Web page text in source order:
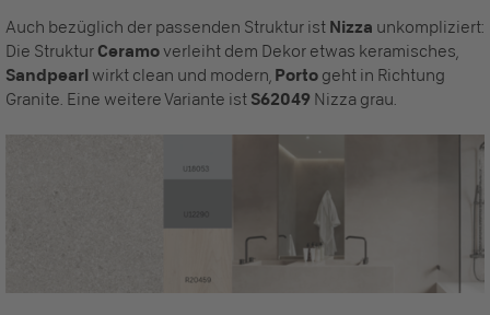
Auch bezüglich der passenden Struktur ist Nizza unkompliziert:
Die Struktur Ceramoverleiht dem Dekor etwas keramisches,
Sandpearl wirkt clean und modern, Porto geht in Richtung
Granite. Eine weitere Variante ist S62049 Nizza grau.